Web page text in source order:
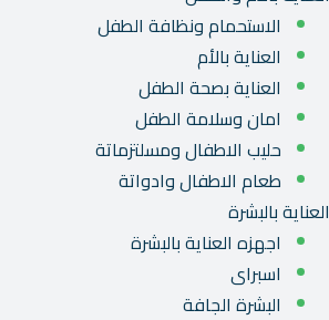
الاستحمام ونظافة الطفل
العناية بالأم
العناية بصحة الطفل
امان وسلامة الطفل
حليب الاطفال ومسلتزماتة
طعام الاطفال وادواتة
العناية بالبشرة
اجهزه العناية بالبشرة
اسبراى
البشرة الجافة